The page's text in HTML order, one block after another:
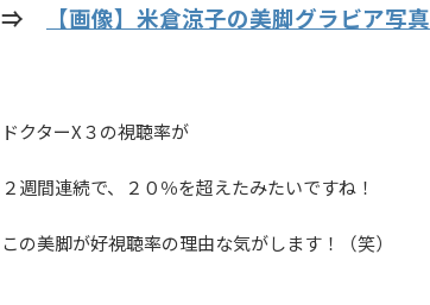
⇒ 【画像】米倉涼子の美脚グラビア写真
ドクターX３の視聴率が
２週間連続で、２０％を超えたみたいですね！
この美脚が好視聴率の理由な気がします！（笑）